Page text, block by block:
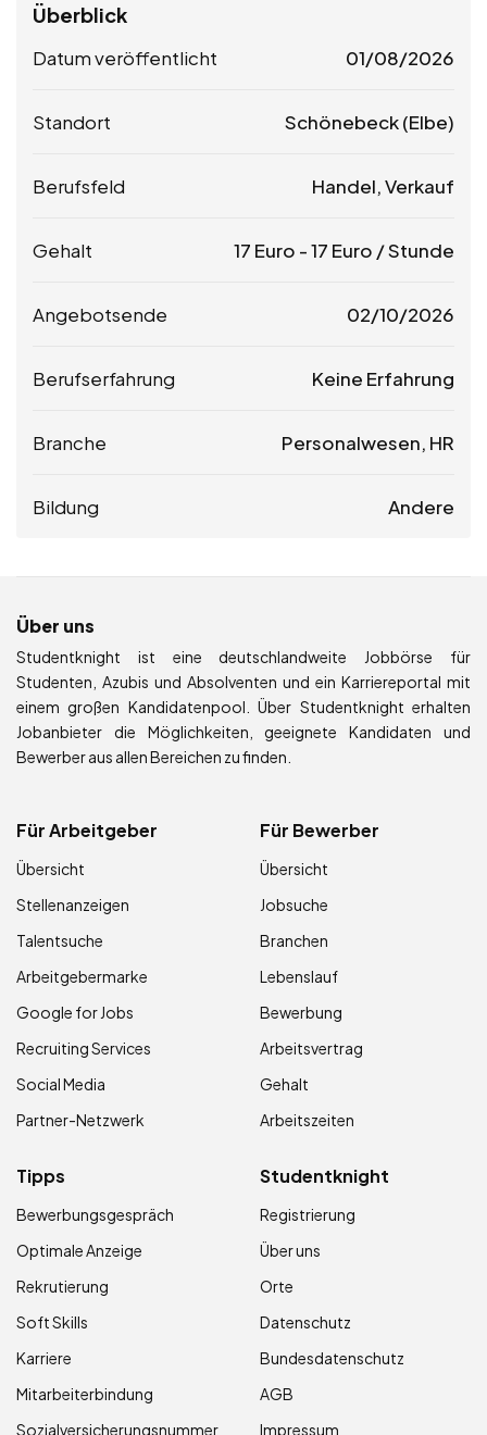
Überblick
Datum veröffentlicht 01/08/2026
Standort Schönebeck (Elbe)
Berufsfeld Handel, Verkauf
Gehalt 17 Euro -17 Euro / Stunde
Angebotsende 02/10/2026
Berufserfahrung Keine Erfahrung
Branche Personalwesen, HR
Bildung Andere
Über uns
Studentknight ist eine deutschlandweite Jobbörse für
Studenten, Azubis und Absolventen und ein Karriereportal mit
einem großen Kandidatenpool. Über Studentknight erhalten
Jobanbieter die Möglichkeiten, geeignete Kandidaten und
Bewerber aus allen Bereichen zu finden.
Für Arbeitgeber
Übersicht
Stellenanzeigen
Talentsuche
Arbeitgebermarke
Google for Jobs
Recruiting Services
Social Media
Partner-Netzwerk
Für Bewerber
Übersicht
Jobsuche
Branchen
Lebenslauf
Bewerbung
Arbeitsvertrag
Gehalt
Arbeitszeiten
Tipps
Bewerbungsgespräch
Optimale Anzeige
Rekrutierung
Soft Skills
Karriere
Mitarbeiterbindung
Sozialversicherungsnummer
Studentknight
Registrierung
Über uns
Orte
Datenschutz
Bundesdatenschutz
AGB
Impressum